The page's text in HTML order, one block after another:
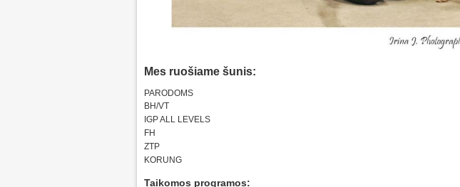
Mes ruošiame šunis:
PARODOMS
BH/VT
IGP ALL LEVELS
FH
ZTP
KORUNG
Taikomos programos: